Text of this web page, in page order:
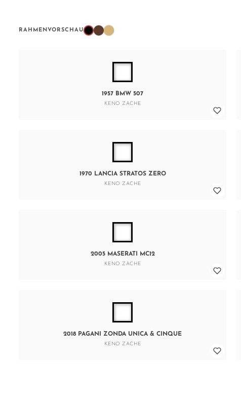
RAHMENVORSCHAU
1957 BMW 507
KENO ZACHE
1970 LANCIA STRATOS ZERO
KENO ZACHE
2005 MASERATI MC12
KENO ZACHE
2018 PAGANI ZONDA UNICA & CINQUE
KENO ZACHE